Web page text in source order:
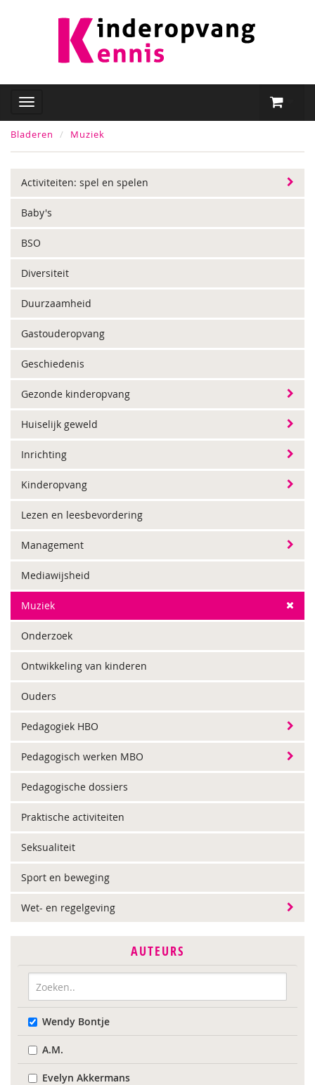
Bladeren Muziek
Activiteiten: spel en spelen
Baby's
BSO
Diversiteit
Duurzaamheid
Gastouderopvang
Geschiedenis
Gezonde kinderopvang
Huiselijk geweld
Inrichting
Kinderopvang
Lezen en leesbevordering
Management
Mediawijsheid
Muziek
Onderzoek
Ontwikkeling van kinderen
Ouders
Pedagogiek HBO
Pedagogisch werken MBO
Pedagogische dossiers
Praktische activiteiten
Seksualiteit
Sport en beweging
Wet- en regelgeving
AUTEURS
Wendy Bontje
A.M.
Evelyn Akkermans